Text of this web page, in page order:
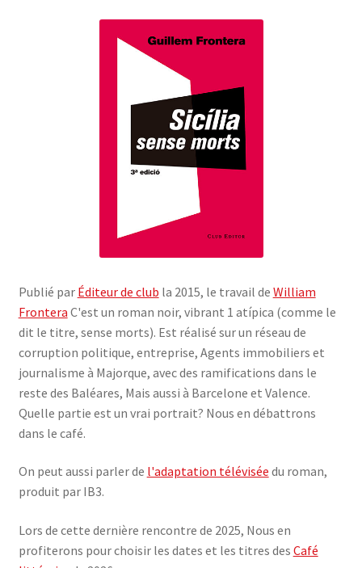
Publié par Éditeur de club la 2015, le travail de William
Frontera C'est un roman noir, vibrant 1 atípica (comme le
dit le titre, sense morts). Est réalisé sur un réseau de
corruption politique, entreprise, Agents immobiliers et
journalisme à Majorque, avec des ramifications dans le
reste des Baléares, Mais aussi à Barcelone et Valence.
Quelle partie est un vrai portrait? Nous en débattrons
dans le café.
On peut aussi parler de l'adaptation télévisée du roman,
produit par IB3.
Lors de cette dernière rencontre de 2025, Nous en
profiterons pour choisir les dates et les titres des Café